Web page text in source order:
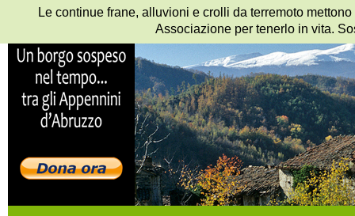
Le continue frane, alluvioni e crolli da terremoto
Associazione per tenerlo in vita.